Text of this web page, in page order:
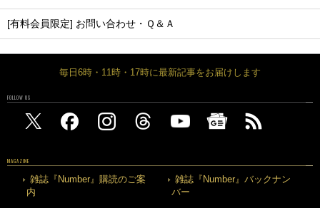
[有料会員限定] お問い合わせ・Ｑ＆Ａ
毎日6時・11時・17時に最新記事をお届けします
FOLLOW US
MAGAZINE
雑誌『Number』購読のご案
内
雑誌『Number』バックナン
バー